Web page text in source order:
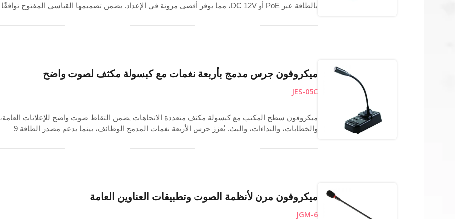
بالطاقة عبر PoE أو DC 12V، مما يوفر أقصى مرونة في الإعداد. يضمن تصميمها القياسي المفتوح توافقًا
الصدى الصوتي المدمجة (AEC) وتقنية كبح الضوضاء التكيفية (ANS) لتقديم صوت احترافي واضح تمامًا
ميكروفون جرس مدمج بأربعة نغمات مع كبسولة مكثف لصوت واضح
JES-05C
ميكروفون سطح المكتب مع كبسولة مكثف متعددة الاتجاهات يضمن التقاط صوت واضح للإعلانات العامة،
والخطابات، والنداءات، والبث. يُعزز جرس الأربعة نغمات المدمج الوظائف، بينما يدعم مصدر الطاقة 9
النشاط، وتوفر اللوحة الخلفية مخرج صوت 6.3 مم مع مقبس DC لتسهيل الاتصال. مصمم كميكروفون
ميكروفون مرن لأنظمة الصوت وتطبيقات العناوين العامة
JGM-6